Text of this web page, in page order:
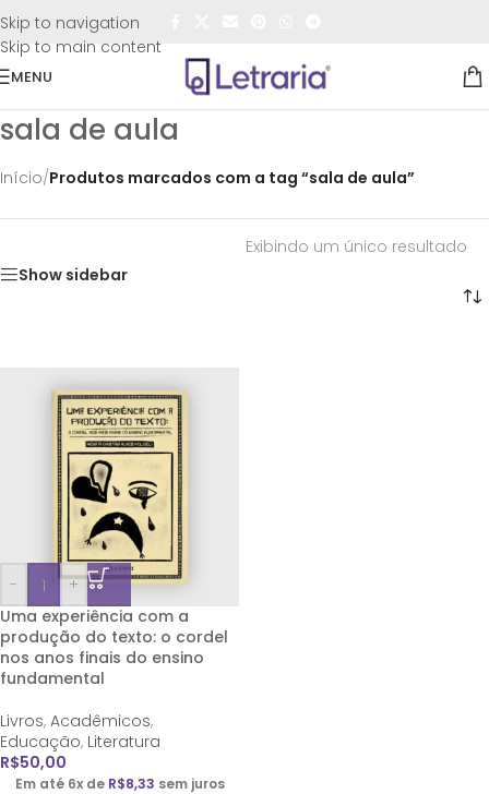
Skip to navigation
Skip to main content
FRETE GRÁTIS
MENU
sala de aula
Início/Produtos marcados com a tag “sala de aula”
Show sidebar
Exibindo um único resultado
-
+
Uma experiência com a
produção do texto: o cordel
nos anos finais do ensino
fundamental
Livros, Acadêmicos,
Educação, Literatura
R$50,00
Em até 6x de R$8,33 sem juros